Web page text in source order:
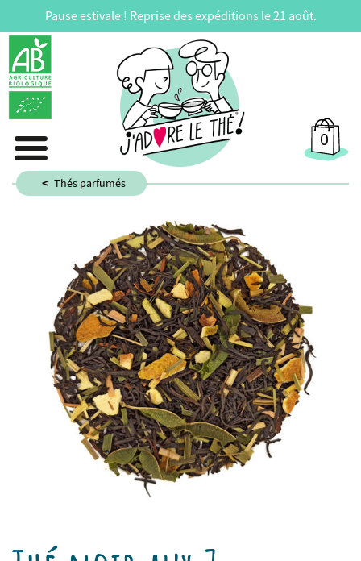
Pause estivale ! Reprise des expéditions le 21 août.
0
Thés parfumés